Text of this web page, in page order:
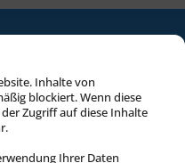
Inhalte von
blockiert. Wenn diese
Zugriff auf diese Inhalte
Ihrer Daten
für